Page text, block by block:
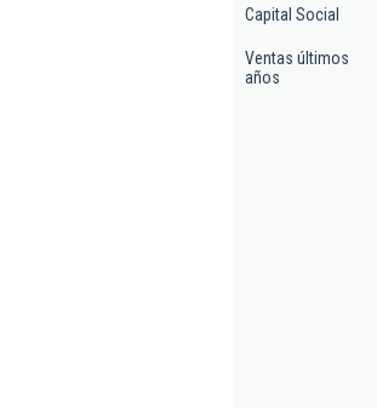
Capital Social
Ventas últimos
años